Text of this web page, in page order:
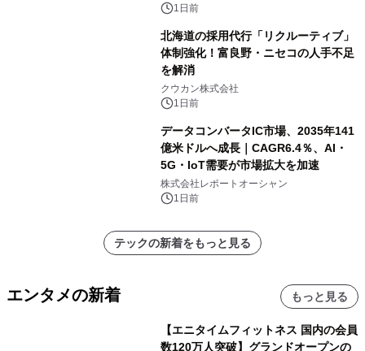
速1日前
北海道の採用代行「リクルーティブ」
体制強化！富良野・ニセコの人手不足
を解消
クウカン株式会社
1日前
データコンバータIC市場、2035年141
億米ドルへ成長｜CAGR6.4％、AI・
5G・IoT需要が市場拡大を加速
株式会社レポートオーシャン
1日前
テックの新着をもっと見る
エンタメの新着 もっと見る
【エニタイムフィットネス 国内の会員
数120万人突破】グランドオープンの